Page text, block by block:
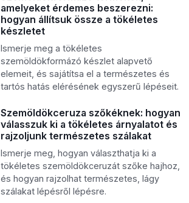
amelyeket érdemes beszerezni:
hogyan állítsuk össze a tökéletes
készletet
Ismerje meg a tökéletes
szemöldökformázó készlet alapvető
elemeit, és sajátítsa el a természetes és
tartós hatás elérésének egyszerű lépéseit.
Szemöldökceruza szőkéknek: hogyan
válasszuk ki a tökéletes árnyalatot és
rajzoljunk természetes szálakat
Ismerje meg, hogyan választhatja ki a
tökéletes szemöldökceruzát szőke hajhoz,
és hogyan rajzolhat természetes, lágy
szálakat lépésről lépésre.